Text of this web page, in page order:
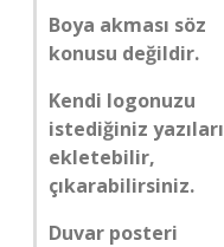
Boya akması söz
konusu değildir.
Kendi logonuzu
istediğiniz yazıları
ekletebilir,
çıkarabilirsiniz.
Duvar posteri